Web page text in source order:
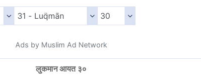
Ads by Muslim Ad Network
लुकमान आयत ३०